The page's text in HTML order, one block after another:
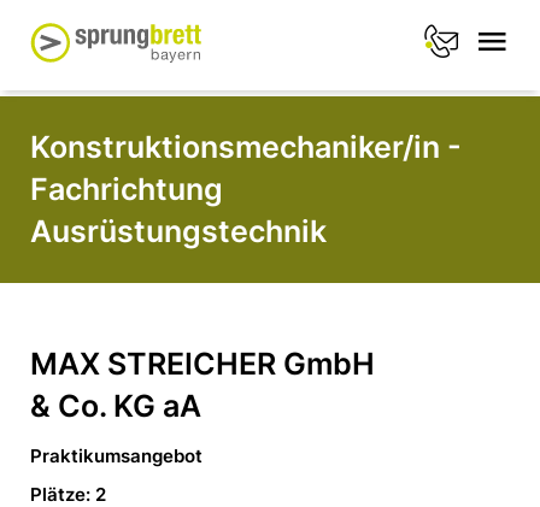
Konstruktionsmechaniker/in -
Fachrichtung
Ausrüstungstechnik
MAX STREICHER GmbH
& Co. KG aA
Praktikumsangebot
Plätze: 2